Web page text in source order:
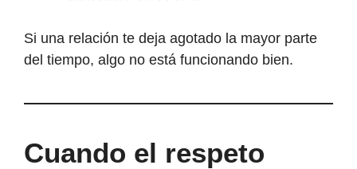
Si una relación te deja agotado la mayor parte
del tiempo, algo no está funcionando bien.
Cuando el respeto